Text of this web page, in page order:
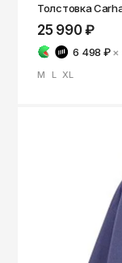
Толстовка
25 990 ₽
6 498 ₽ ×
M L XL